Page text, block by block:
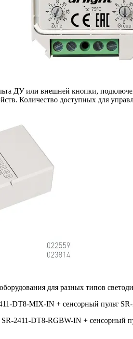
ДУ или внешней кнопки,
Количество доступных для
для разных типов
DT8-MIX-IN + сенсорный пульт SR-
2411-DT8-RGBW-IN + сенсорный